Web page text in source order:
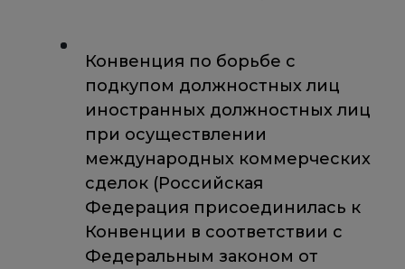
Конвенция по борьбе с
подкупом должностных лиц
иностранных должностных лиц
при осуществлении
международных коммерческих
сделок (Российская
Федерация присоединилась к
Конвенции в соответствии с
Федеральным законом от